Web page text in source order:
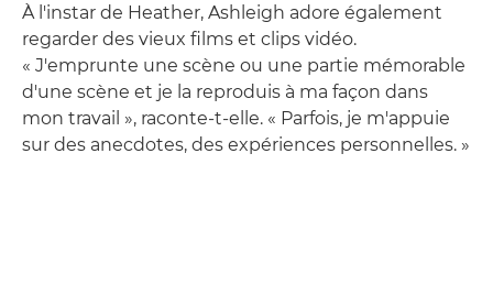
À l'instar de Heather, Ashleigh adore également
regarder des vieux films et clips vidéo.
« J'emprunte une scène ou une partie mémorable
d'une scène et je la reproduis à ma façon dans
mon travail », raconte-t-elle. « Parfois, je m'appuie
sur des anecdotes, des expériences personnelles. »